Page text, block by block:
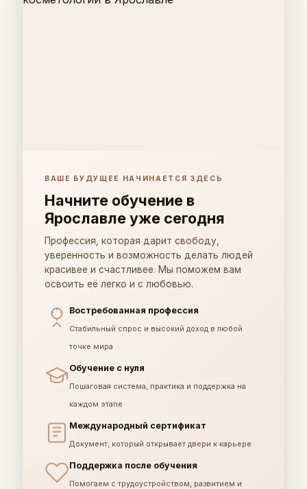
ВАШЕ БУДУЩЕЕ НАЧИНАЕТСЯ ЗДЕСЬ
Начните обучение в
Ярославле уже сегодня
Профессия, которая дарит свободу,
уверенность и возможность делать людей
красивее и счастливее. Мы поможем вам
освоить её легко и с любовью.
Востребованная профессия
Стабильный спрос и высокий доход в любой
точке мира
Обучение с нуля
Пошаговая система, практика и поддержка на
каждом этапе
Международный сертификат
Документ, который открывает двери к карьере
Поддержка после обучения
Помогаем с трудоустройством, развитием и